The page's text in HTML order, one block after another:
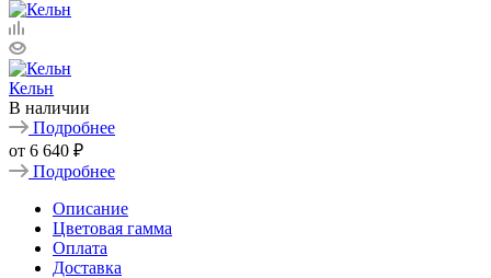
Кельн
В наличии
Подробнее
от 6 640 ₽
Подробнее
Описание
Цветовая гамма
Оплата
Доставка